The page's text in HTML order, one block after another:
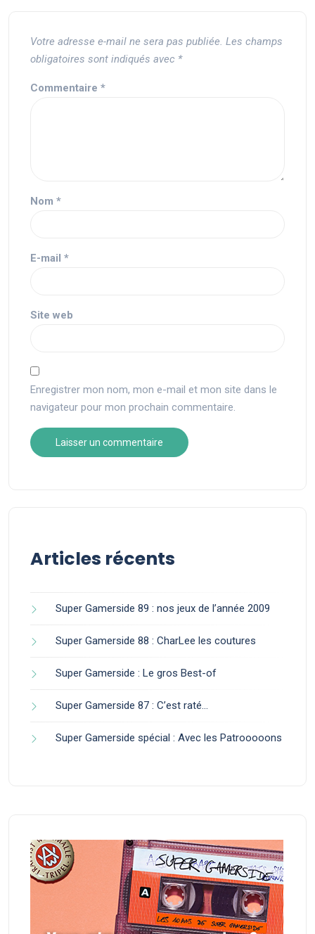
Votre adresse e-mail ne sera pas publiée. Les champs
obligatoires sont indiqués avec *
Commentaire *
Nom *
E-mail *
Site web
Enregistrer mon nom, mon e-mail et mon site dans le
navigateur pour mon prochain commentaire.
Articles récents
Super Gamerside 89 : nos jeux de l’année 2009
Super Gamerside 88 : CharLee les coutures
Super Gamerside : Le gros Best-of
Super Gamerside 87 : C’est raté…
Super Gamerside spécial : Avec les Patrooooons